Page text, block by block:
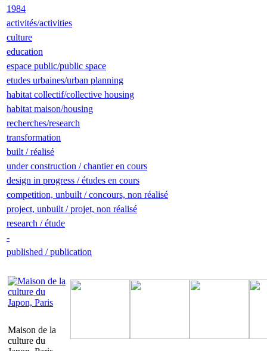
1984
activités/activities
culture
education
espace public/public space
etudes urbaines/urban planning
habitat collectif/collective housing
habitat maison/housing
recherches/research
transformation
built / réalisé
under construction / chantier en cours
design in progress / études en cours
competition, unbuilt / concours, non réalisé
project, unbuilt / projet, non réalisé
research / étude
-
published / publication
Maison de la
culture du